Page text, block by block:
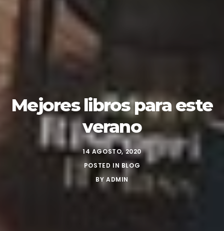
Mejores libros para este
verano
14 AGOSTO, 2020
POSTED IN BLOG
BY ADMIN